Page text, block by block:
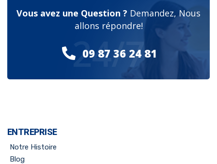
Vous avez une Question ? Demandez, Nous
allons répondre!
09 87 36 24 81
24/7
ENTREPRISE
Notre Histoire
Blog